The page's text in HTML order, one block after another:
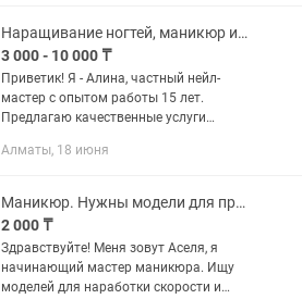
Наращивание ногтей, маникюр и педикюр. Возможен выезд.
3 000 - 10 000 ₸
Приветик! Я - Алина, частный нейл-
мастер с опытом работы 15 лет.
Предлагаю качественные услуги
выполнить у вас дома или принять у
Алматы, 18 июня
Маникюр. Нужны модели для практики
2 000 ₸
Здравствуйте! Меня зовут Аселя, я
начинающий мастер маникюра. Ищу
моделей для наработки скорости и